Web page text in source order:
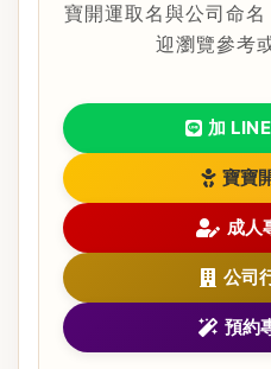
寶開運取名與公司命
迎瀏覽參考
加
寶寶
成人
公司
預約